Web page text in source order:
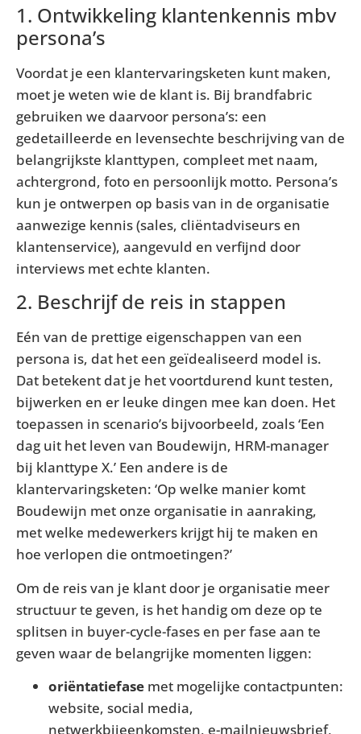
1. Ontwikkeling klantenkennis mbv
persona’s
Voordat je een klantervaringsketen kunt maken,
moet je weten wie de klant is. Bij brandfabric
gebruiken we daarvoor persona’s: een
gedetailleerde en levensechte beschrijving van de
belangrijkste klanttypen, compleet met naam,
achtergrond, foto en persoonlijk motto. Persona’s
kun je ontwerpen op basis van in de organisatie
aanwezige kennis (sales, cliëntadviseurs en
klantenservice), aangevuld en verfijnd door
interviews met echte klanten.
2. Beschrijf de reis in stappen
Eén van de prettige eigenschappen van een
persona is, dat het een geïdealiseerd model is.
Dat betekent dat je het voortdurend kunt testen,
bijwerken en er leuke dingen mee kan doen. Het
toepassen in scenario’s bijvoorbeeld, zoals ‘Een
dag uit het leven van Boudewijn, HRM-manager
bij klanttype X.’ Een andere is de
klantervaringsketen: ‘Op welke manier komt
Boudewijn met onze organisatie in aanraking,
met welke medewerkers krijgt hij te maken en
hoe verlopen die ontmoetingen?’
Om de reis van je klant door je organisatie meer
structuur te geven, is het handig om deze op te
splitsen in buyer-cycle-fases en per fase aan te
geven waar de belangrijke momenten liggen:
oriëntatiefase met mogelijke contactpunten:
website, social media,
netwerkbijeenkomsten, e-mailnieuwsbrief,